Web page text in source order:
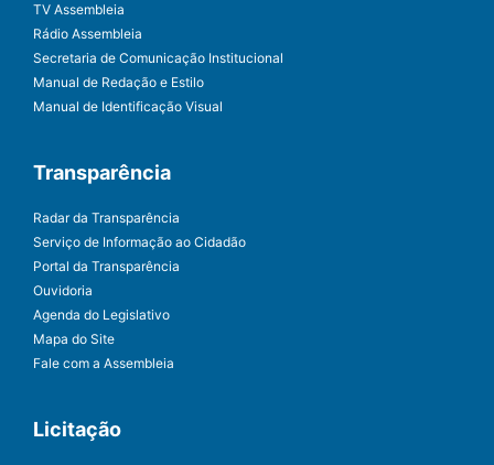
TV Assembleia
Rádio Assembleia
Secretaria de Comunicação Institucional
Manual de Redação e Estilo
Manual de Identificação Visual
Transparência
Radar da Transparência
Serviço de Informação ao Cidadão
Portal da Transparência
Ouvidoria
Agenda do Legislativo
Mapa do Site
Fale com a Assembleia
Licitação